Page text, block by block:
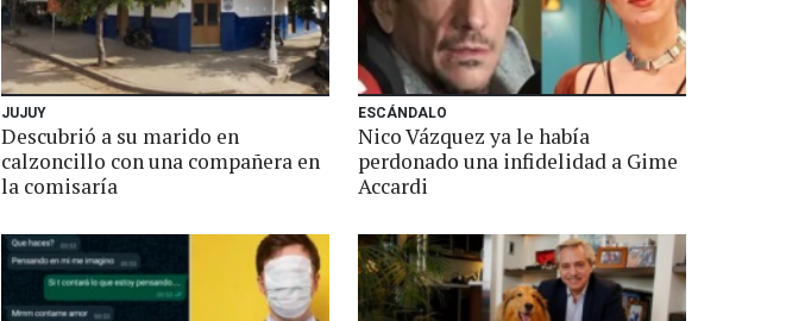
JUJUY
Descubrió a su marido en
calzoncillo con una compañera en
la comisaría
ESCÁNDALO
Nico Vázquez ya le había
perdonado una infidelidad a Gime
Accardi